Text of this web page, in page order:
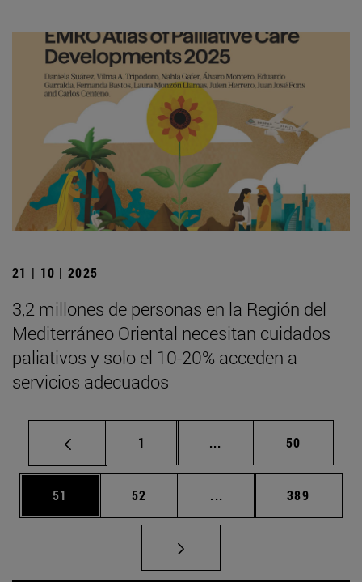
21 | 10 | 2025
3,2 millones de personas en la Región del
Mediterráneo Oriental necesitan cuidados
paliativos y solo el 10-20% acceden a
servicios adecuados
Página
1 ... Páginas intermedias
Página
50
Página
51 Página
52 ... Páginas intermedias
Página
389